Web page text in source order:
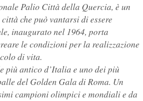
Palio Città della Quercia, è un
che può vantarsi di essere
inaugurato nel 1964, porta
le condizioni per la realizzazione
di vita.
più antico d’Italia e uno dei più
del Golden Gala di Roma. Un
campioni olimpici e mondiali e da